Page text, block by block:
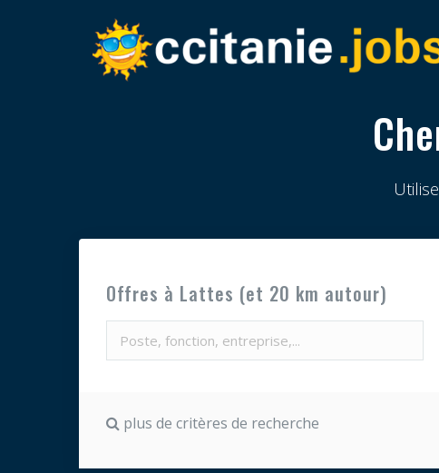
Offres à Lattes (et 20 km autour)
plus de critères de recherche